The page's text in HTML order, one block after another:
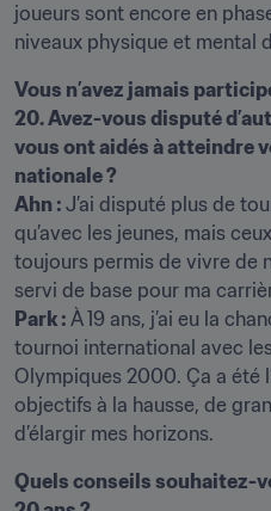
joueurs sont encore en
niveaux physique et mental
Vous n’avez jamais
20. Avez-vous disputé
vous ont aidés à atteindre
nationale ?
Ahn : J’ai disputé plus de
qu’avec les jeunes, mais
toujours permis de vivre de
Park : À 19 ans, j’ai eu la
tournoi international avec
Olympiques 2000. Ça a été
objectifs à la hausse, de
d’élargir mes horizons.
Quels conseils souhaitez-